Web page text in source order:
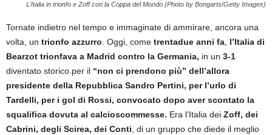
L'Italia in trionfo e Zoff con la Coppa del Mondo (Photo by Bongarts/Getty Images)
Tornate indietro nel tempo e immaginate di ammirare, ancora una
volta, un trionfo azzurro. Oggi, come trentadue anni fa, l’Italia di
Bearzot trionfava a Madrid contro la Germania, in un 3-1
diventato storico per il “non ci prendono più” dell’allora
presidente della Repubblica Sandro Pertini, per l’urlo di
Tardelli, per i gol di Rossi, convocato dopo aver scontato la
squalifica dovuta al calcioscommesse. Era l’Italia dei Zoff, dei
Cabrini, degli Scirea, dei Conti, di un gruppo che diede il meglio